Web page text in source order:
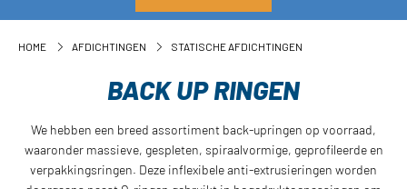
HOME AFDICHTINGEN STATISCHE AFDICHTINGEN
BACK UP RINGEN
We hebben een breed assortiment back-upringen op voorraad,
waaronder massieve, gespleten, spiraalvormige, geprofileerde en
verpakkingsringen. Deze inflexibele anti-extrusieringen worden